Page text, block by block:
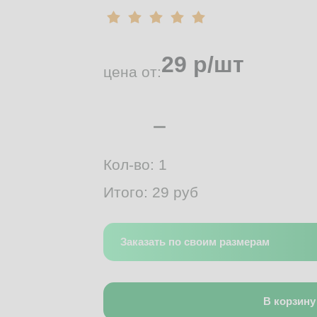
цена от:29 р/шт
Кол-во: 1
Итого: 29 руб
Заказать по своим размерам
В корзину